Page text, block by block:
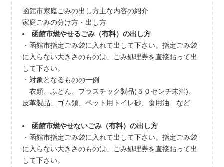
函館市家庭ごみの出し方主な内容の紹介
家庭ごみの分け方・出し方
函館市燃やせるごみ（有料）の出し方
・函館市指定ごみ袋に入れて出して下さい。指定ごみ袋
に入らない大きさのものは、ごみ処理券を直接貼って出
して下さい。
・対象となるものの一例
衣類、ふとん、プラスチック製品(５０センチ未満)、
皮革製品、ゴム類、ペット用トイレ砂、食用油 など
函館市燃やせないごみ（有料）の出し方
・函館市指定ごみ袋に入れて出して下さい。指定ごみ袋
に入らない大きさのものは、ごみ処理券を直接貼って出
して下さい。